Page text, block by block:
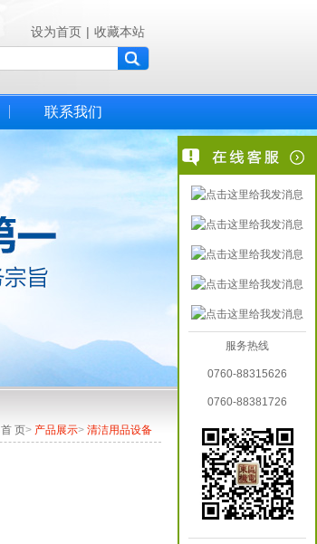
设为首页 | 收藏本站
联系我们
首 页> 产品展示> 清洁用品设备
服务热线
0760-88315626
0760-88381726